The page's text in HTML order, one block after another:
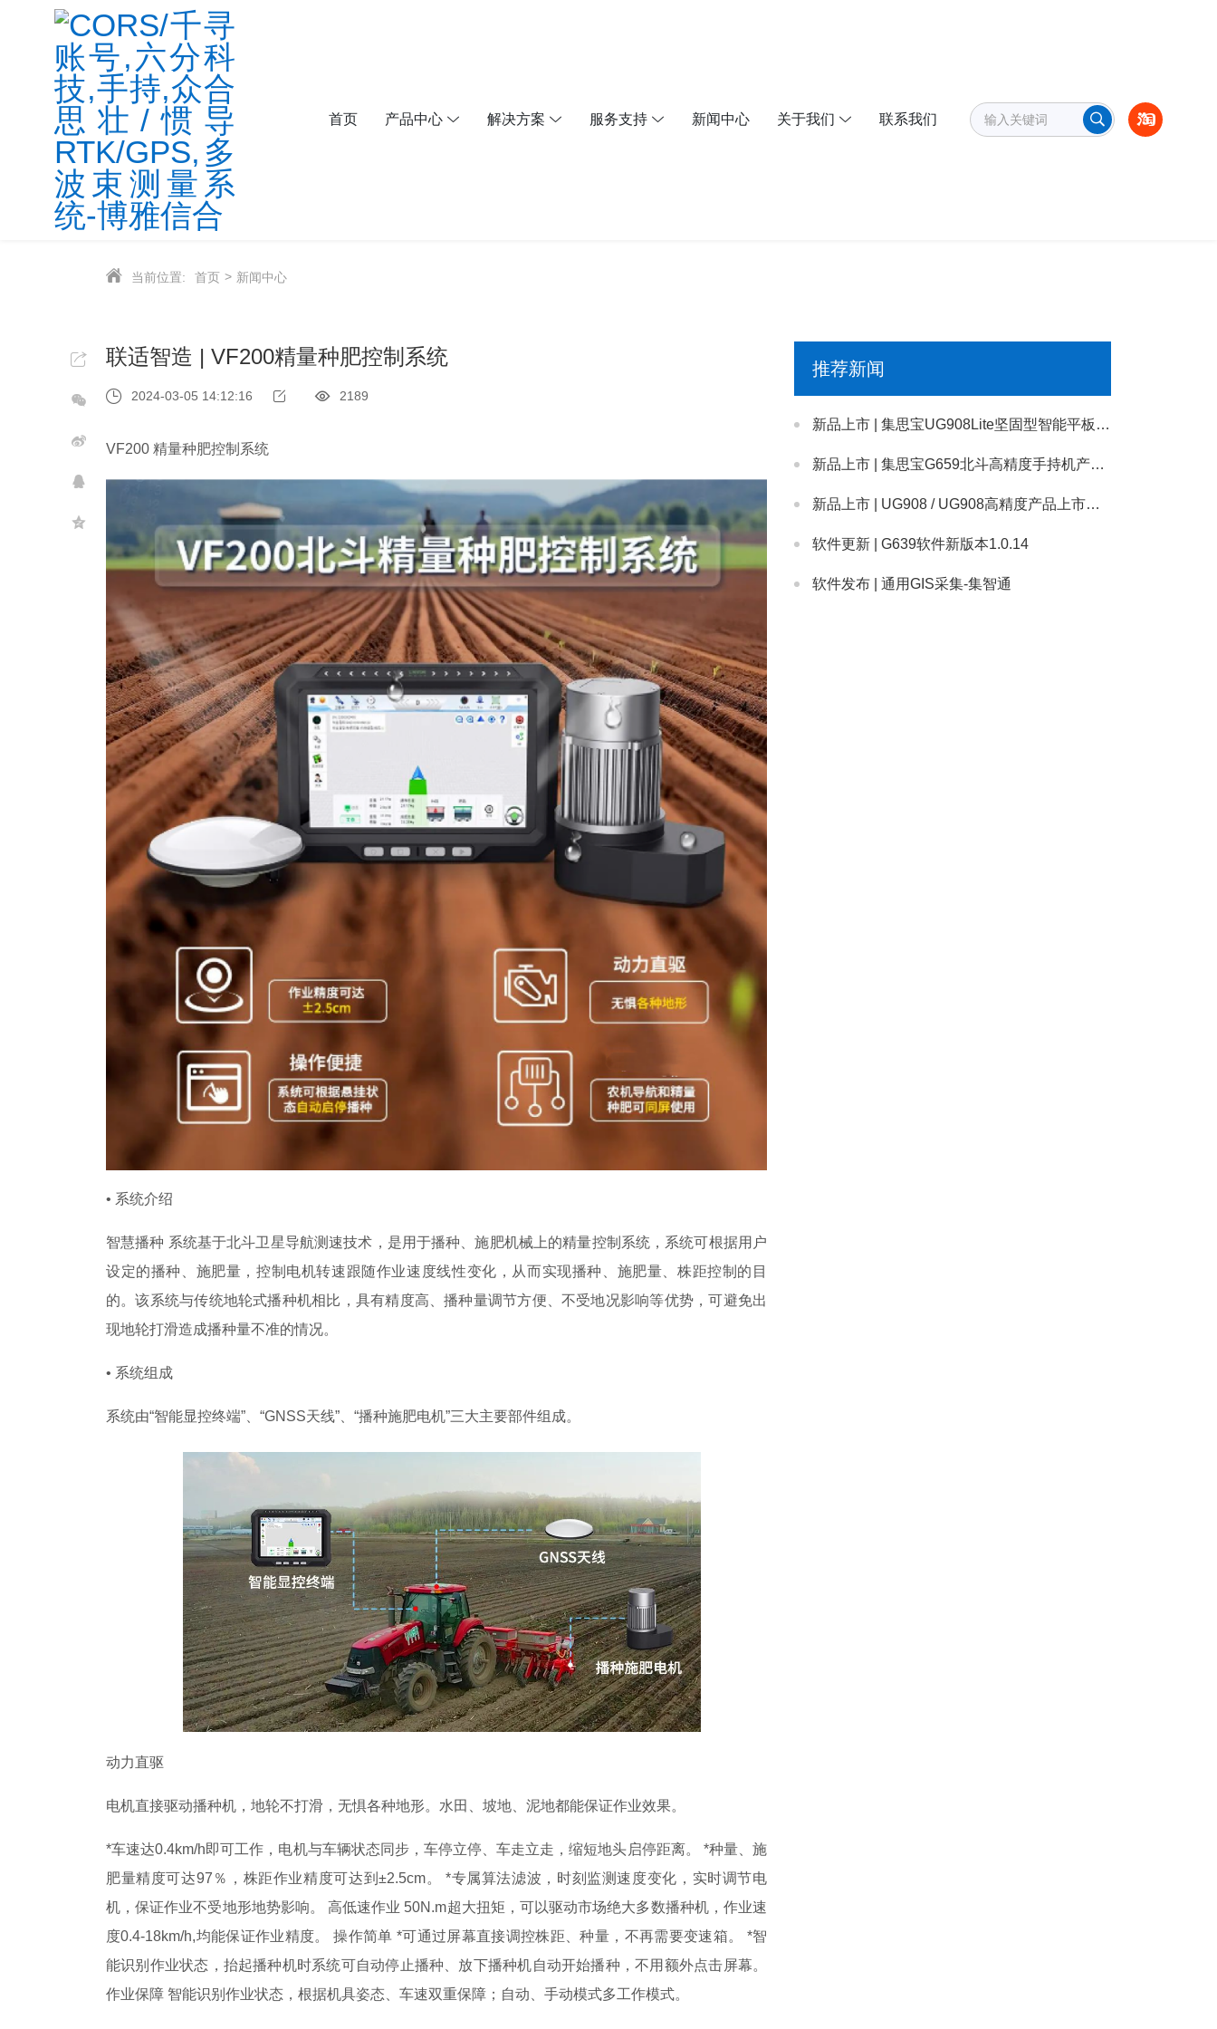
首页 产品中心 解决方案 服务支持 新闻中心 关于我们 联系我们
当前位置: 首页 新闻中心
联适智造 | VF200精量种肥控制系统
2024-03-05 14:12:16 2189
VF200 精量种肥控制系统
• 系统介绍
智慧播种 系统基于北斗卫星导航测速技术，是用于播种、施肥机械上的精量控制系统，系统可根据用户
设定的播种、施肥量，控制电机转速跟随作业速度线性变化，从而实现播种、施肥量、株距控制的目
的。该系统与传统地轮式播种机相比，具有精度高、播种量调节方便、不受地况影响等优势，可避免出
现地轮打滑造成播种量不准的情况。
• 系统组成
系统由“智能显控终端”、“GNSS天线”、“播种施肥电机”三大主要部件组成。
动力直驱
电机直接驱动播种机，地轮不打滑，无惧各种地形。水田、坡地、泥地都能保证作业效果。
*车速达0.4km/h即可工作，电机与车辆状态同步，车停立停、车走立走，缩短地头启停距离。 *种量、施
肥量精度可达97％，株距作业精度可达到±2.5cm。 *专属算法滤波，时刻监测速度变化，实时调节电
机，保证作业不受地形地势影响。 高低速作业 50N.m超大扭矩，可以驱动市场绝大多数播种机，作业速
度0.4-18km/h,均能保证作业精度。 操作简单 *可通过屏幕直接调控株距、种量，不再需要变速箱。 *智
能识别作业状态，抬起播种机时系统可自动停止播种、放下播种机自动开始播种，不用额外点击屏幕。
作业保障 智能识别作业状态，根据机具姿态、车速双重保障；自动、手动模式多工作模式。
推荐新闻
新品上市 | 集思宝UG908Lite坚固型智能平板终端上市公告
新品上市 | 集思宝G659北斗高精度手持机产品上市公告
新品上市 | UG908 / UG908高精度产品上市公告
软件更新 | G639软件新版本1.0.14
软件发布 | 通用GIS采集-集智通